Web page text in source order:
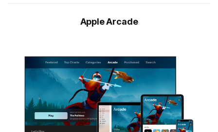
Apple Arcade